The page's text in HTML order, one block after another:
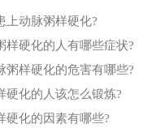
上动脉粥样硬化?
样硬化的人有哪些症状?
粥样硬化的危害有哪些?
硬化的人该怎么锻炼?
硬化的因素有哪些?